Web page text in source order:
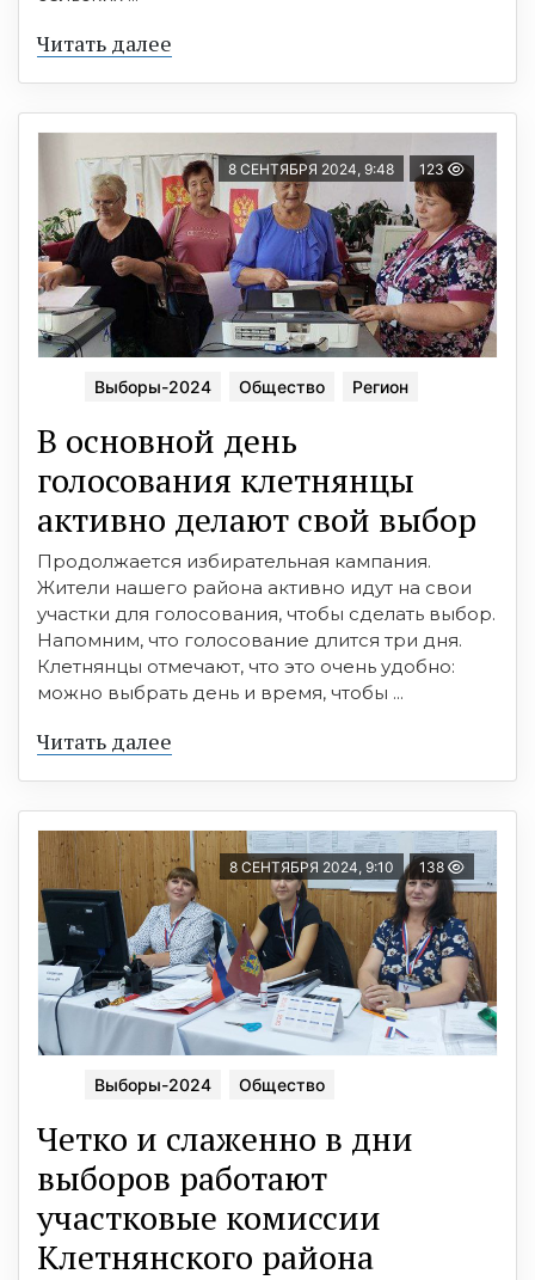
Читать далее
8 СЕНТЯБРЯ 2024, 9:48 123
Выборы-2024 Общество Регион
В основной день
голосования клетнянцы
активно делают свой выбор
Продолжается избирательная кампания.
Жители нашего района активно идут на свои
участки для голосования, чтобы сделать выбор.
Напомним, что голосование длится три дня.
Клетнянцы отмечают, что это очень удобно:
можно выбрать день и время, чтобы ...
Читать далее
8 СЕНТЯБРЯ 2024, 9:10 138
Выборы-2024 Общество
Четко и слаженно в дни
выборов работают
участковые комиссии
Клетнянского района